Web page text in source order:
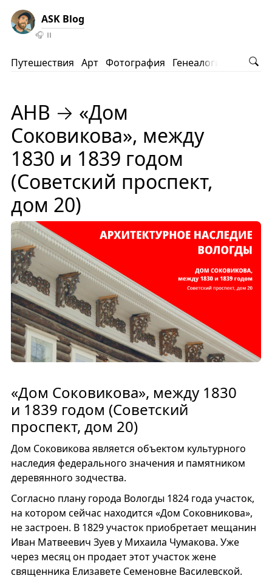
ASK Blog
🎧 ⏸️
Путешествия Арт Фотография Генеалогия АНВ
АНВ → «Дом
Соковикова», между
1830 и 1839 годом
(Советский проспект,
дом 20)
«Дом Соковикова», между 1830
и 1839 годом (Советский
проспект, дом 20)
Дом Соковикова является объектом культурного
наследия федерального значения и памятником
деревянного зодчества.
Согласно плану города Вологды 1824 года участок,
на котором сейчас находится «Дом Соковникова»,
не застроен. В 1829 участок приобретает мещанин
Иван Матвеевич Зуев у Михаила Чумакова. Уже
через месяц он продает этот участок жене
священника Елизавете Семеновне Василевской.